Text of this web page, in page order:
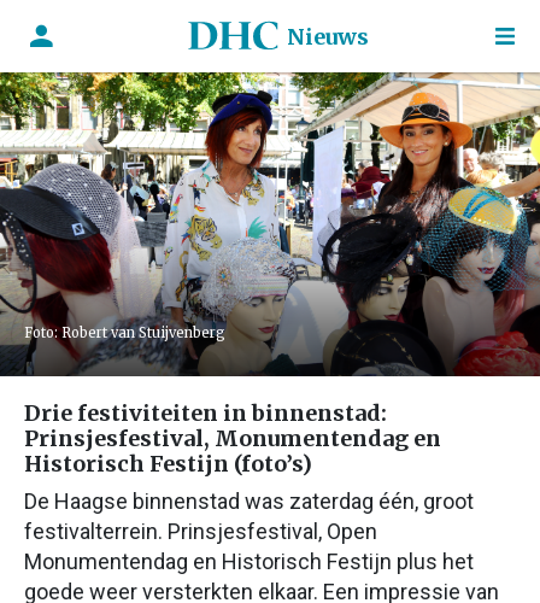
Nieuws
Foto: Robert van Stuijvenberg
Drie festiviteiten in binnenstad:
Prinsjesfestival, Monumentendag en
Historisch Festijn (foto’s)
De Haagse binnenstad was zaterdag één, groot
festivalterrein. Prinsjesfestival, Open
Monumentendag en Historisch Festijn plus het
goede weer versterkten elkaar. Een impressie van